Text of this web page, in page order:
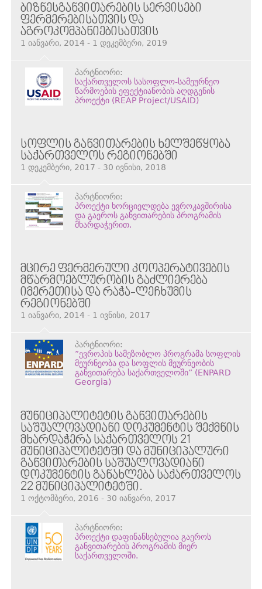
ᲑᲘᲖᲜᲔᲡᲒᲐᲜᲕᲘᲗᲐᲠᲔᲑᲘᲡ ᲡᲔᲠᲕᲘᲡᲔᲑᲘ
ᲤᲔᲠᲛᲔᲠᲔᲑᲘᲡᲐᲗᲕᲘᲡ ᲓᲐ
ᲐᲒᲠᲝᲙᲝᲛᲞᲐᲜᲘᲔᲑᲘᲡᲐᲗᲕᲘᲡ
1 იანვარი, 2014 - 1 დეკემბერი, 2019
პარტნიორი:
საქართველოს სასოფლო-სამეურნეო
წარმოების ეფექტიანობის აღდგენის
პროექტი (REAP Project/USAID)
ᲡᲝᲤᲚᲘᲡ ᲒᲐᲜᲕᲘᲗᲐᲠᲔᲑᲘᲡ ᲮᲔᲚᲨᲔᲬᲧᲝᲑᲐ
ᲡᲐᲥᲐᲠᲗᲕᲔᲚᲝᲡ ᲠᲔᲒᲘᲝᲜᲔᲑᲨᲘ
1 დეკემბერი, 2017 - 30 ივნისი, 2018
პარტნიორი:
პროექტი ხორციელდება ევროკავშირისა
და გაეროს განვითარების პროგრამის
მხარდაჭერით.
ᲛᲪᲘᲠᲔ ᲤᲔᲠᲛᲔᲠᲣᲚᲘ ᲙᲝᲝᲞᲔᲠᲐᲢᲘᲕᲔᲑᲘᲡ
ᲛᲬᲐᲠᲛᲝᲔᲑᲚᲣᲠᲝᲑᲘᲡ ᲒᲐᲫᲚᲘᲔᲠᲔᲑᲐ
ᲘᲛᲔᲠᲔᲗᲘᲡᲐ ᲓᲐ ᲠᲐᲭᲐ-ᲚᲔᲩᲮᲣᲛᲘᲡ
ᲠᲔᲒᲘᲝᲜᲔᲑᲨᲘ
1 იანვარი, 2014 - 1 ივნისი, 2017
პარტნიორი:
”ევროპის სამეზობლო პროგრამა სოფლის
მეურნეობა და სოფლის მეურნეობის
განვითარება საქართველოში” (ENPARD
Georgia)
ᲛᲣᲜᲘᲪᲘᲞᲐᲚᲘᲢᲔᲢᲘᲡ ᲒᲐᲜᲕᲘᲗᲐᲠᲔᲑᲘᲡ
ᲡᲐᲨᲣᲐᲚᲝᲕᲐᲓᲘᲐᲜᲘ ᲓᲝᲙᲣᲛᲔᲜᲢᲘᲡ ᲨᲔᲥᲛᲜᲘᲡ
ᲛᲮᲐᲠᲓᲐᲭᲔᲠᲐ ᲡᲐᲥᲐᲠᲗᲕᲔᲚᲝᲡ 21
ᲛᲣᲜᲘᲪᲘᲞᲐᲚᲘᲢᲔᲢᲨᲘ ᲓᲐ ᲛᲣᲜᲘᲪᲘᲞᲐᲚᲣᲠᲘ
ᲒᲐᲜᲕᲘᲗᲐᲠᲔᲑᲘᲡ ᲡᲐᲨᲣᲐᲚᲝᲕᲐᲓᲘᲐᲜᲘ
ᲓᲝᲙᲣᲛᲔᲜᲢᲘᲡ ᲒᲐᲜᲐᲮᲚᲔᲑᲐ ᲡᲐᲥᲐᲠᲗᲕᲔᲚᲝᲡ
22 ᲛᲣᲜᲘᲪᲘᲞᲐᲚᲘᲢᲔᲢᲨᲘ.
1 ოქტომბერი, 2016 - 30 იანვარი, 2017
პარტნიორი:
პროექტი დაფინანსებულია გაეროს
განვითარების პროგრამის მიერ
საქართველოში.